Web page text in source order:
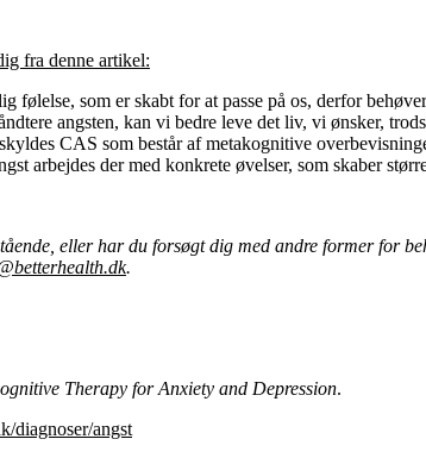
fra denne artikel:
følelse, som er skabt for at passe på os, derfor
angsten, kan vi bedre leve det liv, vi ønsker,
CAS som består af metakognitive
arbejdes der med konkrete øvelser, som skaber
eller har du forsøgt dig med andre former for
.
Therapy for Anxiety and Depression.
diagnoser/angst